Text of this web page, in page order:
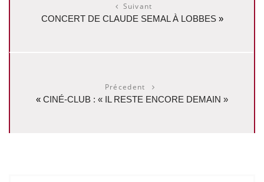
Suivant
CONCERT DE CLAUDE SEMAL À LOBBES»
Précedent
« CINÉ-CLUB : « IL RESTE ENCORE DEMAIN »